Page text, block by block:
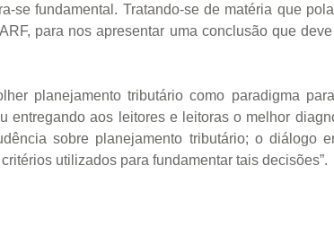
se fundamental. Tratando-se de matéria que
para nos apresentar uma conclusão que
planejamento tributário como paradigma
entregando aos leitores e leitoras o melhor
sobre planejamento tributário; o diálogo
utilizados para fundamentar tais decisões”.